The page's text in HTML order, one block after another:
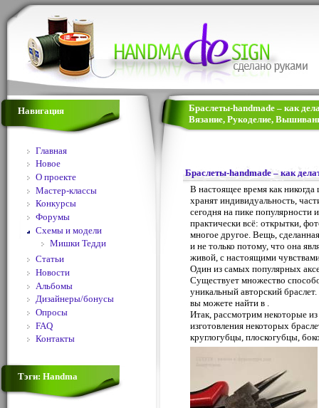
Навигация
Главная
Новое
О проекте
Мастер-классы
Конкурсы
Форумы
Схемы и модели
Мишки Тедди
Статьи
Новости
Альбомы
Дизайнеры/бонусы
Опросы
FAQ
Контакты
Тэги: Handma
Браслеты-handmade – как
Вязание, Рукоделие,
Браслеты-handmade – как
В настоящее время как
хранят индивидуальность,
сегодня на пике популярности
практически всё: открытки,
многое другое. Вещь,
и не только потому, что она
живой, с настоящими
Один из самых популярных
Cуществует множество
уникальный авторский
вы можете найти в .
Итак, рассмотрим некоторые
изготовления некоторых
круглогубцы, плоскогубцы,